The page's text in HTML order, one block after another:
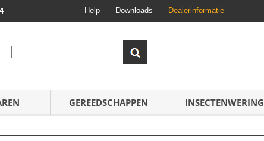
Help Downloads Dealerinformatie
GEREEDSCHAPPEN INSECTENWERING